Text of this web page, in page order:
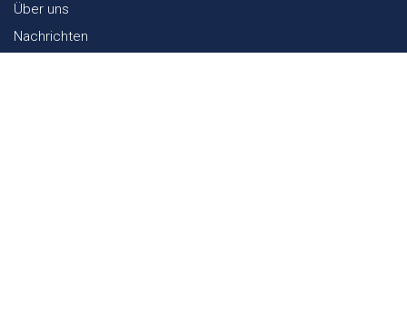
Über uns
Nachrichten